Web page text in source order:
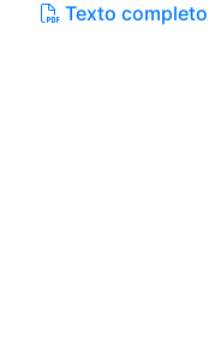
Texto completo